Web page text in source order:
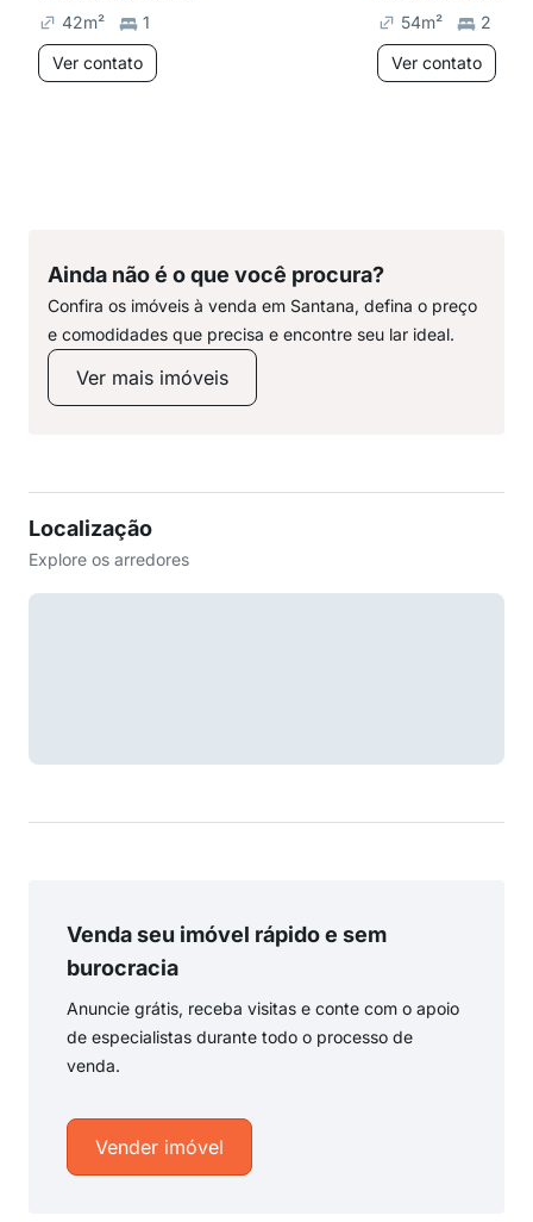
42m²
1
Ver contato
54m² 2
Ver contato
Ainda não é o que você procura?
Confira os imóveis à venda em Santana, defina o preço
e comodidades que precisa e encontre seu lar ideal.
Ver mais imóveis
Localização
Explore os arredores
Venda seu imóvel rápido e sem
burocracia
Anuncie grátis, receba visitas e conte com o apoio
de especialistas durante todo o processo de
venda.
Vender imóvel